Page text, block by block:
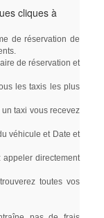
cliques à
de réservation de
de réservation et
les taxis les plus
taxi vous recevez
véhicule et Date et
directement
toutes vos